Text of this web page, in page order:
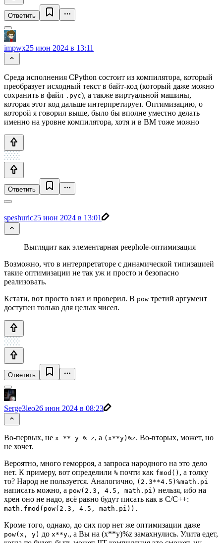
Ответить
impwx25 июн 2024 в 13:11
Cреда исполнения CPython состоит из компилятора, который
преобразует исходный текст в байт-код (который даже можно
сохранить в файл .pyc), а также виртуальной машины,
которая этот код дальше интерпретирует. Оптимизацию, о
которой я говорил выше, было бы вполне уместно делать
именно на уровне компилятора, хотя и в ВМ тоже можно
Ответить
speshuric25 июн 2024 в 13:01
Выглядит как элементарная peephole-оптимизация
Возможно, что в интерпретаторе с динамической типизацией
такие оптимизации не так уж и просто и безопасно
реализовать.
Кстати, вот просто взял и проверил. В pow третий аргумент
доступен только для целых чисел.
Ответить
Serge3leo26 июн 2024 в 08:23
Во-первых, не x ** y % z, a (x**y)%z. Во-вторых, может, но
не хочет.
Вероятно, много геморроя, а запроса народного на это дело
нет. К примеру, вот определили % почти как fmod() , а толку
то? Народ не пользуется. Аналогично, (2.3**4.5)%math.pi
написать можно, а pow(2.3, 4.5, math.pi) нельзя, ибо на
хрен оно не надо, всё равно будут писать как в C/C++:
math.fmod(pow(2.3, 4.5, math.pi)).
Кроме того, однако, до сих пор нет же оптимизации даже
pow(x, y) до x**y., а Вы на (x**y)%z замахнулись. Улита едет,